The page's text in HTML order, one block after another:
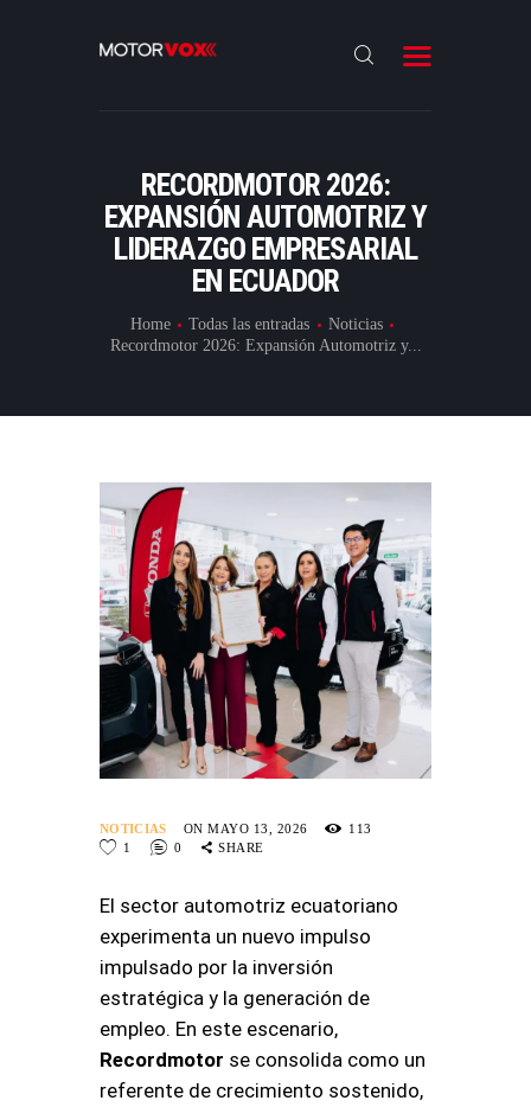
RECORDMOTOR 2026:
EXPANSIÓN AUTOMOTRIZ Y
LIDERAZGO EMPRESARIAL
EN ECUADOR
Home Todas las entradas
Noticias
Recordmotor 2026: Expansión Automotriz y...
LANZAMIENTOS
ESPECIALES
CONTACTO
NOTICIAS ON MAYO 13, 2026
113
1
0 SHARE
El sector automotriz ecuatoriano
experimenta un nuevo impulso
impulsado por la inversión
estratégica y la generación de
empleo. En este escenario,
Recordmotor se consolida como un
referente de crecimiento sostenido,